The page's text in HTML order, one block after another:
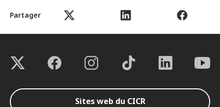
Partager
Sites web du CICR